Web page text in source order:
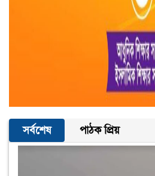
সর্বশেষ পাঠক প্রিয়